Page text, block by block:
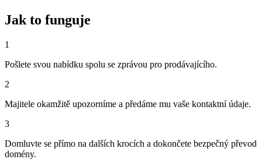
Jak to funguje
1
Pošlete svou nabídku spolu se zprávou pro prodávajícího.
2
Majitele okamžitě upozorníme a předáme mu vaše kontaktní údaje.
3
Domluvte se přímo na dalších krocích a dokončete bezpečný převod
domény.